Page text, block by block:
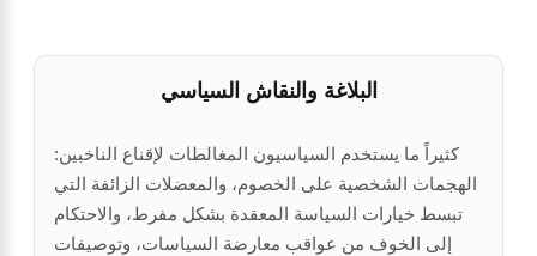
البلاغة والنقاش السياسي
كثيراً ما يستخدم السياسيون المغالطات لإقناع الناخبين:
الهجمات الشخصية على الخصوم، والمعضلات الزائفة التي
تبسط خيارات السياسة المعقدة بشكل مفرط، والاحتكام
إلى الخوف من عواقب معارضة السياسات، وتوصيفات